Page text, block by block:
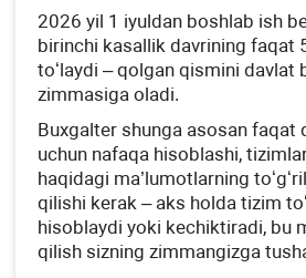
2026 yil 1 iyuldan boshlab ish
birinchi kasallik davrining faqat
toʻlaydi – qolgan qismini davlat
zimmasiga oladi.
Buхgalter shunga asosan faqat
uchun nafaqa hisoblashi,
haqidagi ma’lumotlarning
qilishi kerak – aks holda tizim
hisoblaydi yoki kechiktiradi, bu
qilish sizning zimmangizga